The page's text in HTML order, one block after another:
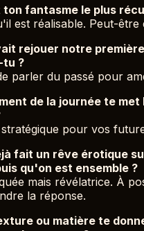
ton fantasme le plus
est réalisable. Peut-être
rejouer notre
tu ?
parler du passé pour
de la journée te
pour vos
fait un rêve érotique
qu'on est ensemble ?
mais révélatrice. À
la réponse.
ou matière te